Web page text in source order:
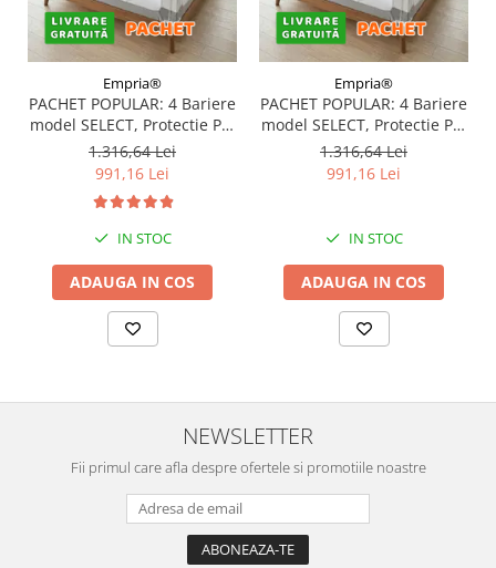
Empria®
PACHET POPULAR: 4 Bariere
model SELECT, Protectie Pat
180x200 cm,
Transformabile in Tarc de
joaca
1.316,64 Lei
991,16 Lei
IN STOC
ADAUGA IN COS
Empria®
PACHET POPULAR: 4 Bariere
model SELECT, Protectie Pat
160x200 cm,
Transformabile in Tarc de
joaca
1.316,64 Lei
991,16 Lei
IN STOC
ADAUGA IN COS
NEWSLETTER
Fii primul care afla despre ofertele si promotiile noastre